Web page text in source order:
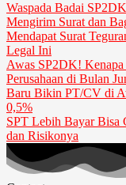
Waspada Badai
Mengirim Surat dan
Mendapat Surat
Legal Ini
Awas SP2DK!
Perusahaan di Bulan
Baru Bikin PT/CV di
0,5%
SPT Lebih Bayar Bisa
dan Risikonya